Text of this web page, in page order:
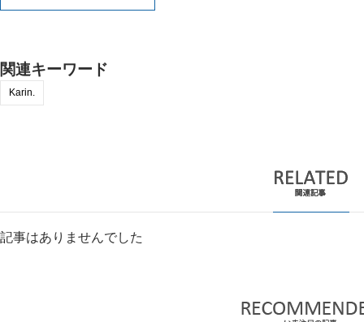
関連キーワード
Karin.
記事はありませんでした